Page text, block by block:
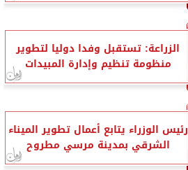
الزراعة: تستقبل وفدا دوليا لتطوير
منظومة تنظيم وإدارة المبيدات
رئيس الوزراء يتابع أعمال تطوير الميناء
الشرقي بمدينة مرسي مطروح